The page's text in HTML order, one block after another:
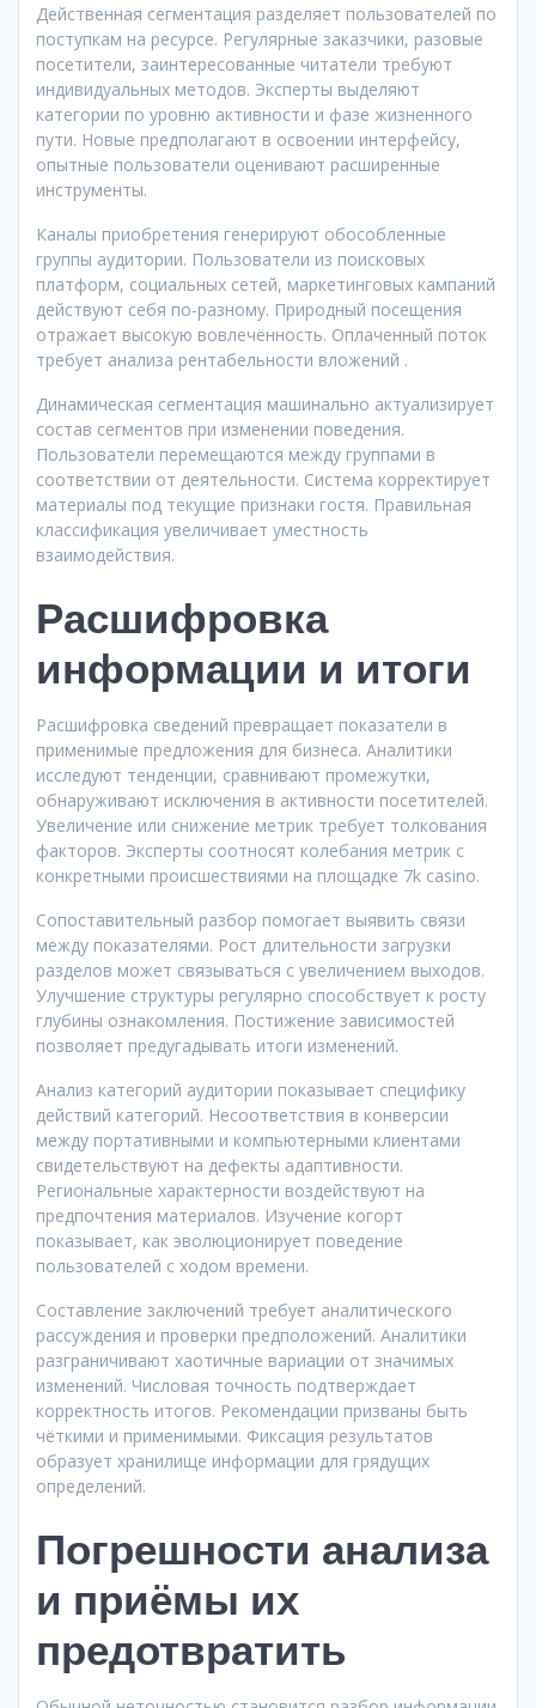
Действенная сегментация разделяет пользователей по
поступкам на ресурсе. Регулярные заказчики, разовые
посетители, заинтересованные читатели требуют
индивидуальных методов. Эксперты выделяют
категории по уровню активности и фазе жизненного
пути. Новые предполагают в освоении интерфейсу,
опытные пользователи оценивают расширенные
инструменты.
Каналы приобретения генерируют обособленные
группы аудитории. Пользователи из поисковых
платформ, социальных сетей, маркетинговых кампаний
действуют себя по-разному. Природный посещения
отражает высокую вовлечённость. Оплаченный поток
требует анализа рентабельности вложений .
Динамическая сегментация машинально актуализирует
состав сегментов при изменении поведения.
Пользователи перемещаются между группами в
соответствии от деятельности. Система корректирует
материалы под текущие признаки гостя. Правильная
классификация увеличивает уместность
взаимодействия.
Расшифровка
информации и итоги
Расшифровка сведений превращает показатели в
применимые предложения для бизнеса. Аналитики
исследуют тенденции, сравнивают промежутки,
обнаруживают исключения в активности посетителей.
Увеличение или снижение метрик требует толкования
факторов. Эксперты соотносят колебания метрик с
конкретными происшествиями на площадке 7k casino.
Сопоставительный разбор помогает выявить связи
между показателями. Рост длительности загрузки
разделов может связываться с увеличением выходов.
Улучшение структуры регулярно способствует к росту
глубины ознакомления. Постижение зависимостей
позволяет предугадывать итоги изменений.
Анализ категорий аудитории показывает специфику
действий категорий. Несоответствия в конверсии
между портативными и компьютерными клиентами
свидетельствуют на дефекты адаптивности.
Региональные характерности воздействуют на
предпочтения материалов. Изучение когорт
показывает, как эволюционирует поведение
пользователей с ходом времени.
Составление заключений требует аналитического
рассуждения и проверки предположений. Аналитики
разграничивают хаотичные вариации от значимых
изменений. Числовая точность подтверждает
корректность итогов. Рекомендации призваны быть
чёткими и применимыми. Фиксация результатов
образует хранилище информации для грядущих
определений.
Погрешности анализа
и приёмы их
предотвратить